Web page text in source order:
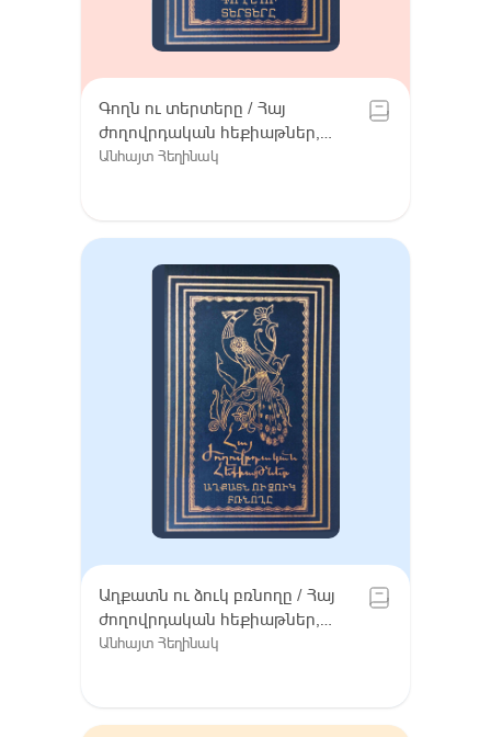
Գողն ու տերտերը / Հայ
ժողովրդական հեքիաթներ,
Հատոր VIII / Գուգարք (Լոռի),
Անհայտ Հեղինակ
Աղքատն ու ձուկ բռնողը / Հայ
ժողովրդական հեքիաթներ,
Հատոր VIII / Գուգարք (Լոռի),
Անհայտ Հեղինակ